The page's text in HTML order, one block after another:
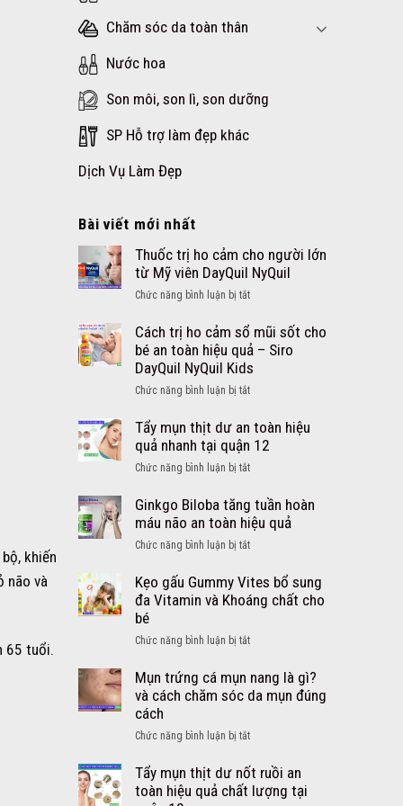
khiến
não và
65 tuổi.
Chăm sóc da toàn thân
Nước hoa
Son môi, son lì, son dưỡng
SP Hỗ trợ làm đẹp khác
Dịch Vụ Làm Đẹp
Bài viết mới nhất
Thuốc trị ho cảm cho người lớn
từ Mỹ viên DayQuil NyQuil
Chức năng bình luận bị tắtở
trị
ho
cảm
người
từ
Mỹ
viên
NyQuil
Cách trị ho cảm sổ mũi sốt cho
bé an toàn hiệu quả – Siro
DayQuil NyQuil Kids
Chức năng bình luận bị tắtở
trị
ho
sổ
sốt
cho
bé
toàn
hiệu
quả
Siro
NyQuil
Kids
Tẩy mụn thịt dư an toàn hiệu
quả nhanh tại quận 12
Chức năng bình luận bị tắtở
mụn
thịt
an
hiệu
quả
tại
12
Ginkgo Biloba tăng tuần hoàn
máu não an toàn hiệu quả
Chức năng bình luận bị tắtở
Biloba
tăng
máu
an
toàn
quả
Kẹo gấu Gummy Vites bổ sung
đa Vitamin và Khoáng chất cho
bé
Chức năng bình luận bị tắtở
gấu
Gummy
sung
Vitamin
và
Mụn trứng cá mụn nang là gì?
và cách chăm sóc da mụn đúng
cách
Chức năng bình luận bị tắtở
trứng
cá
Tẩy mụn thịt dư nốt ruồi an
toàn hiệu quả chất lượng tại